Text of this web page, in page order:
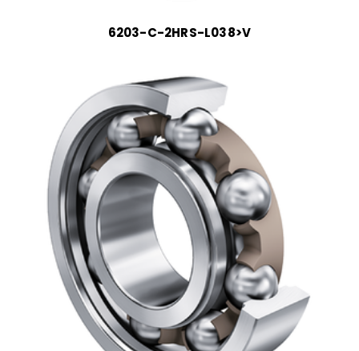
6203-C-2HRS-L038>V